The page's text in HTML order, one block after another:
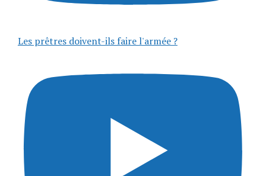
Les prêtres doivent-ils faire l'armée ?